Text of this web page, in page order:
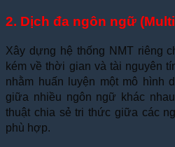
2. Dịch đa ngôn ngữ
Xây dựng hệ thống NMT riêng
kém về thời gian và tài nguyên
nhằm huấn luyện một mô hình
giữa nhiều ngôn ngữ khác
thuật chia sẻ tri thức giữa các
phù hợp.